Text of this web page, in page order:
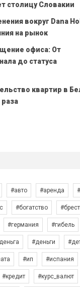
столицу Словакии
вокруг Dana
на рынок
офиса: От
до статуса
квартир в
#авто #аренда
#богатство #брест
#германия #гибель
#деньги
#ип #испания
#кредит #курс_валют